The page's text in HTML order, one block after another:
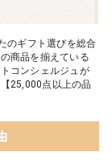
のギフト選びを総合
商品を揃えている
コンシェルジュが
25,000点以上の品